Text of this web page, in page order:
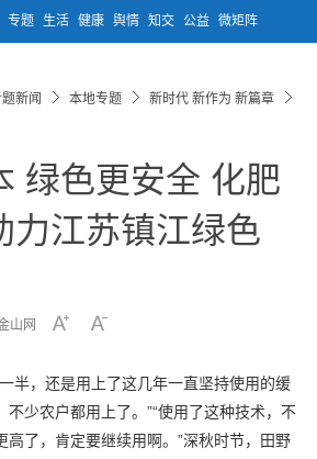
专题 生活 健康 舆情 知交 公益 微矩阵
新闻 本地专题
新时代 新作为 新篇章
绿色更安全 化肥
力江苏镇江绿色
山网
半，还是用上了这几年一直坚持使用的缓
不少农户都用上了。”“使用了这种技术，不
高了，肯定要继续用啊。”深秋时节，田野